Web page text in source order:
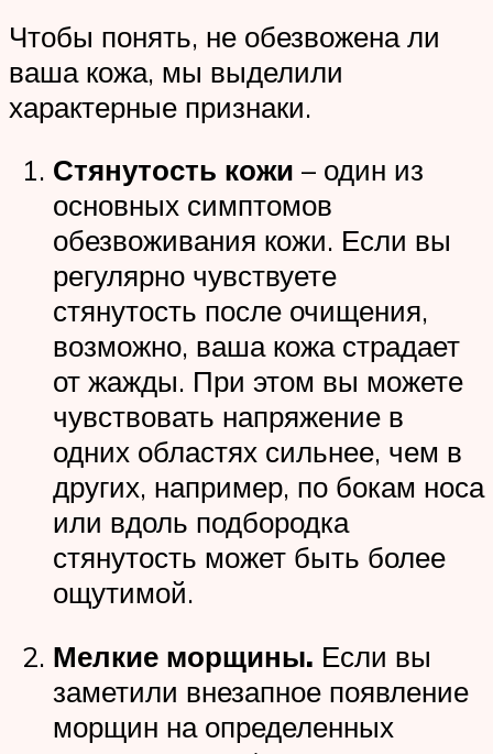
Чтобы понять, не обезвожена ли
ваша кожа, мы выделили
характерные признаки.
Стянутость кожи – один из
основных симптомов
обезвоживания кожи. Если вы
регулярно чувствуете
стянутость после очищения,
возможно, ваша кожа страдает
от жажды. При этом вы можете
чувствовать напряжение в
одних областях сильнее, чем в
других, например, по бокам носа
или вдоль подбородка
стянутость может быть более
ощутимой.
Мелкие морщины. Если вы
заметили внезапное появление
морщин на определенных